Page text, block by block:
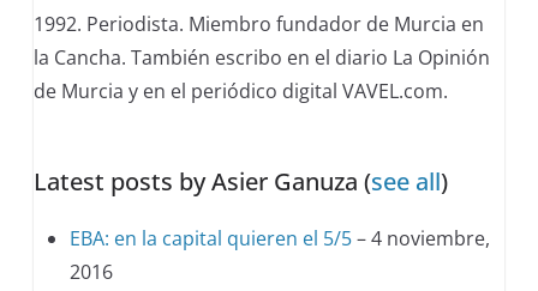
1992. Periodista. Miembro fundador de Murcia en
la Cancha. También escribo en el diario La Opinión
de Murcia y en el periódico digital VAVEL.com.
Latest posts by Asier Ganuza(see all)
EBA: en la capital quieren el 5/5– 4 noviembre,
2016